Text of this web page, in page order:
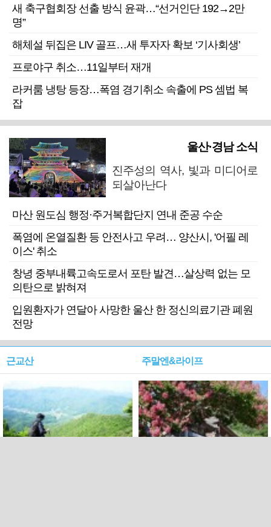
새 축구협회장 선출 방식 윤곽…“선거인단 192→2만
명”
해체설 뒤집은 LIV 골프…새 투자자 확보 ‘기사회생’
프로야구 취소…11일부터 재개
라커룸 냉탕 등장…폭염 경기취소 속출에 PS 셈법 복
잡
울산·경남 소식
진주성의 역사, 빛과 미디어로
되살아난다
마산 원도심 행정·주거복합단지 연내 준공 수순
폭염에 온열질환 등 안전사고 우려… 양산시, '어필 레
이스' 취소
창녕 중부내륙고속도로서 포탄 발견…살상력 없는 모
의탄으로 밝혀져
입원환자가 연달아 사망한 울산 한 정신의료기관 폐원
전망
근교산 주말엔&라이프